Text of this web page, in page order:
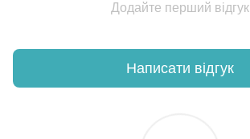
Додайте перший відгук
Написати відгук